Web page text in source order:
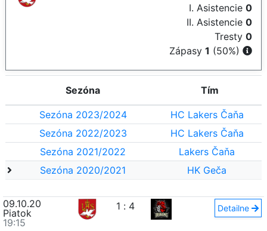
I. Asistencie 0
II. Asistencie 0
Tresty 0
Zápasy 1 (50%)
Sezóna Tím
Sezóna 2023/2024
HC Lakers Čaňa
Sezóna 2022/2023
HC Lakers Čaňa
Sezóna 2021/2022
Lakers Čaňa
Sezóna 2020/2021
HK Geča
09.10.20
Piatok
19:15
1 : 4 Detailne